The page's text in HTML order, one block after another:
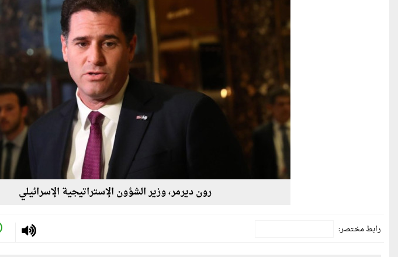
رون ديرمر، وزير الشؤون الإستراتيجية الإسرائيلي
رابط مختصر: